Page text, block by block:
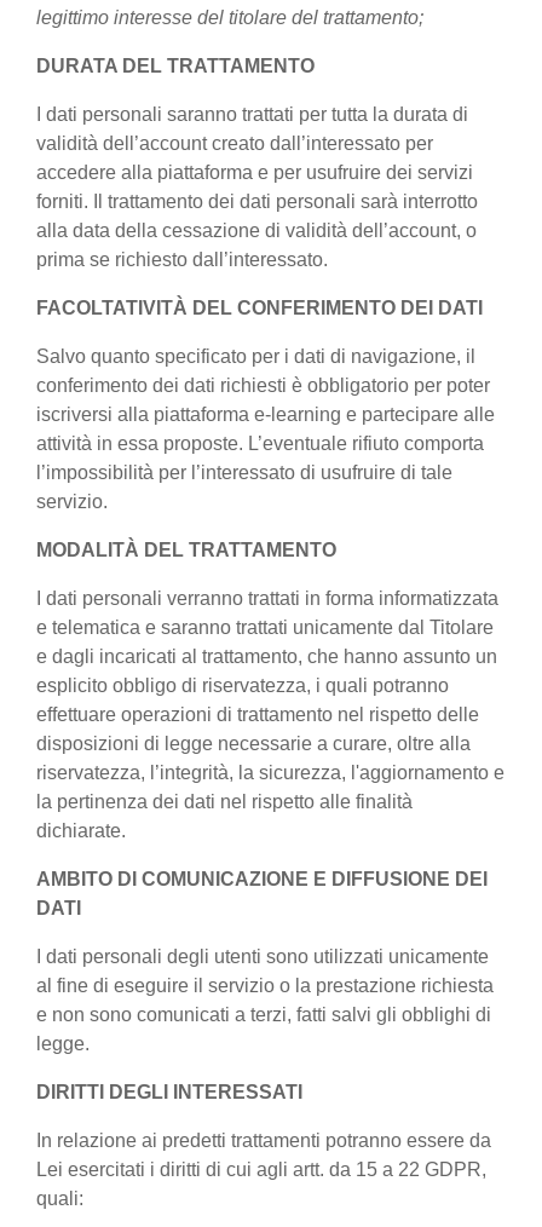
legittimo interesse del titolare del trattamento;
DURATA DEL TRATTAMENTO
I dati personali saranno trattati per tutta la durata di
validità dell’account creato dall’interessato per
accedere alla piattaforma e per usufruire dei servizi
forniti. Il trattamento dei dati personali sarà interrotto
alla data della cessazione di validità dell’account, o
prima se richiesto dall’interessato.
FACOLTATIVITÀ DEL CONFERIMENTO DEI DATI
Salvo quanto specificato per i dati di navigazione, il
conferimento dei dati richiesti è obbligatorio per poter
iscriversi alla piattaforma e-learning e partecipare alle
attività in essa proposte. L’eventuale rifiuto comporta
l’impossibilità per l’interessato di usufruire di tale
servizio.
MODALITÀ DEL TRATTAMENTO
I dati personali verranno trattati in forma informatizzata
e telematica e saranno trattati unicamente dal Titolare
e dagli incaricati al trattamento, che hanno assunto un
esplicito obbligo di riservatezza, i quali potranno
effettuare operazioni di trattamento nel rispetto delle
disposizioni di legge necessarie a curare, oltre alla
riservatezza, l’integrità, la sicurezza, l'aggiornamento e
la pertinenza dei dati nel rispetto alle finalità
dichiarate.
AMBITO DI COMUNICAZIONE E DIFFUSIONE DEI
DATI
I dati personali degli utenti sono utilizzati unicamente
al fine di eseguire il servizio o la prestazione richiesta
e non sono comunicati a terzi, fatti salvi gli obblighi di
legge.
DIRITTI DEGLI INTERESSATI
In relazione ai predetti trattamenti potranno essere da
Lei esercitati i diritti di cui agli artt. da 15 a 22 GDPR,
quali: